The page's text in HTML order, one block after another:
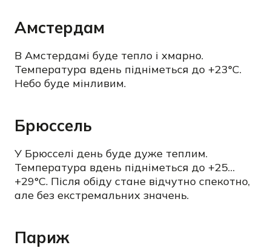
Амстердам
В Амстердамі буде тепло і хмарно.
Температура вдень підніметься до +23°C.
Небо буде мінливим.
Брюссель
У Брюсселі день буде дуже теплим.
Температура вдень підніметься до +25…
+29°C. Після обіду стане відчутно спекотно,
але без екстремальних значень.
Париж